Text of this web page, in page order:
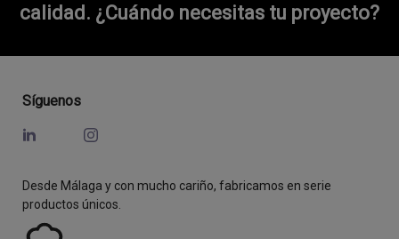
calidad. ¿Cuándo necesitas tu proyecto?
Síguenos
Desde Málaga y con mucho cariño, fabricamos en serie
productos únicos.